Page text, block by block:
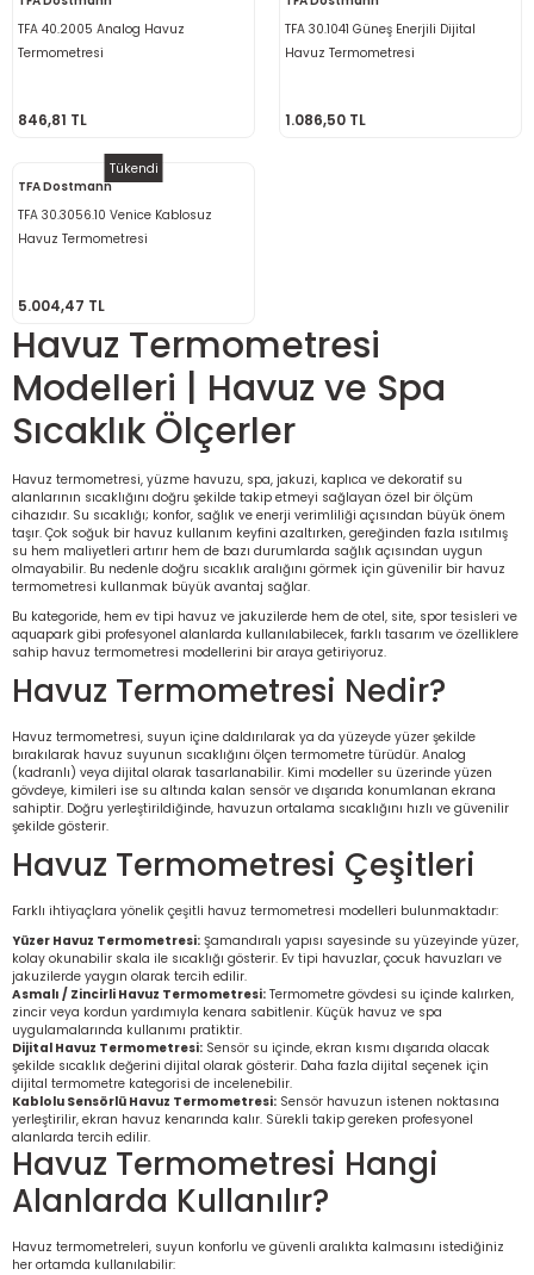
Cihazı
Cihazı
Cihazı
Ölçer
TFA 40.2005 Analog Havuz
Termometresi
846,81 TL
TFA 30.1041 Güneş Enerjili Dijital
Havuz Termometresi
1.086,50 TL
Tükendi
TFA Dostmann
TFA 30.3056.10 Venice Kablosuz
Havuz Termometresi
5.004,47 TL
Havuz Termometresi
Modelleri | Havuz ve Spa
Sıcaklık Ölçerler
Havuz termometresi, yüzme havuzu, spa, jakuzi, kaplıca ve dekoratif su
alanlarının sıcaklığını doğru şekilde takip etmeyi sağlayan özel bir ölçüm
cihazıdır. Su sıcaklığı; konfor, sağlık ve enerji verimliliği açısından büyük önem
taşır. Çok soğuk bir havuz kullanım keyfini azaltırken, gereğinden fazla ısıtılmış
su hem maliyetleri artırır hem de bazı durumlarda sağlık açısından uygun
olmayabilir. Bu nedenle doğru sıcaklık aralığını görmek için güvenilir bir havuz
termometresi kullanmak büyük avantaj sağlar.
Bu kategoride, hem ev tipi havuz ve jakuzilerde hem de otel, site, spor tesisleri ve
aquapark gibi profesyonel alanlarda kullanılabilecek, farklı tasarım ve özelliklere
sahip havuz termometresi modellerini bir araya getiriyoruz.
Havuz Termometresi Nedir?
Havuz termometresi, suyun içine daldırılarak ya da yüzeyde yüzer şekilde
bırakılarak havuz suyunun sıcaklığını ölçen termometre türüdür. Analog
(kadranlı) veya dijital olarak tasarlanabilir. Kimi modeller su üzerinde yüzen
gövdeye, kimileri ise su altında kalan sensör ve dışarıda konumlanan ekrana
sahiptir. Doğru yerleştirildiğinde, havuzun ortalama sıcaklığını hızlı ve güvenilir
şekilde gösterir.
Havuz Termometresi Çeşitleri
Farklı ihtiyaçlara yönelik çeşitli havuz termometresi modelleri bulunmaktadır:
Yüzer Havuz Termometresi: Şamandıralı yapısı sayesinde su yüzeyinde yüzer,
kolay okunabilir skala ile sıcaklığı gösterir. Ev tipi havuzlar, çocuk havuzları ve
jakuzilerde yaygın olarak tercih edilir.
Asmalı / Zincirli Havuz Termometresi: Termometre gövdesi su içinde kalırken,
zincir veya kordun yardımıyla kenara sabitlenir. Küçük havuz ve spa
uygulamalarında kullanımı pratiktir.
Dijital Havuz Termometresi: Sensör su içinde, ekran kısmı dışarıda olacak
şekilde sıcaklık değerini dijital olarak gösterir. Daha fazla dijital seçenek için
dijital termometre kategorisi de incelenebilir.
Kablolu Sensörlü Havuz Termometresi: Sensör havuzun istenen noktasına
yerleştirilir, ekran havuz kenarında kalır. Sürekli takip gereken profesyonel
alanlarda tercih edilir.
Havuz Termometresi Hangi
Alanlarda Kullanılır?
Havuz termometreleri, suyun konforlu ve güvenli aralıkta kalmasını istediğiniz
her ortamda kullanılabilir: